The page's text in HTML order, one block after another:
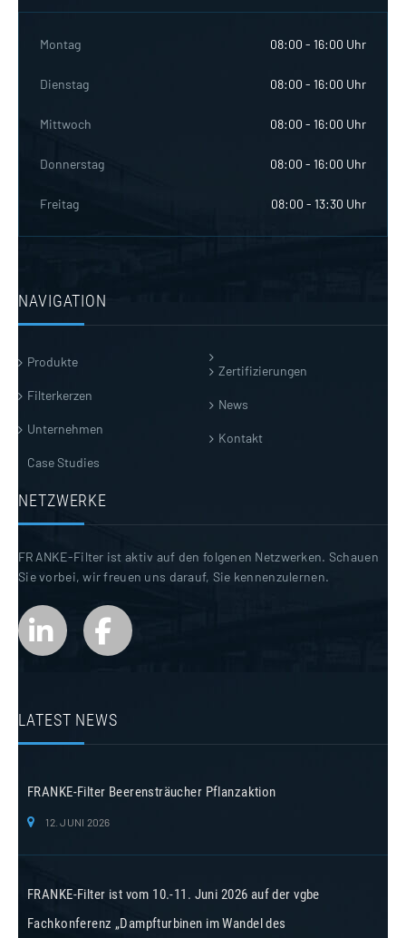
Montag 08:00 - 16:00 Uhr
Dienstag 08:00 - 16:00 Uhr
Mittwoch 08:00 - 16:00 Uhr
Donnerstag 08:00 - 16:00 Uhr
Freitag 08:00 - 13:30 Uhr
NAVIGATION
Produkte
Filterkerzen
Unternehmen
Case Studies
Zertifizierungen
News
Kontakt
NETZWERKE
FRANKE-Filter ist aktiv auf den folgenen Netzwerken. Schauen
Sie vorbei, wir freuen uns darauf, Sie kennenzulernen.
LATEST NEWS
FRANKE-Filter Beerensträucher Pflanzaktion
12. JUNI 2026
FRANKE-Filter ist vom 10.-11. Juni 2026 auf der vgbe
Fachkonferenz „Dampfturbinen im Wandel des